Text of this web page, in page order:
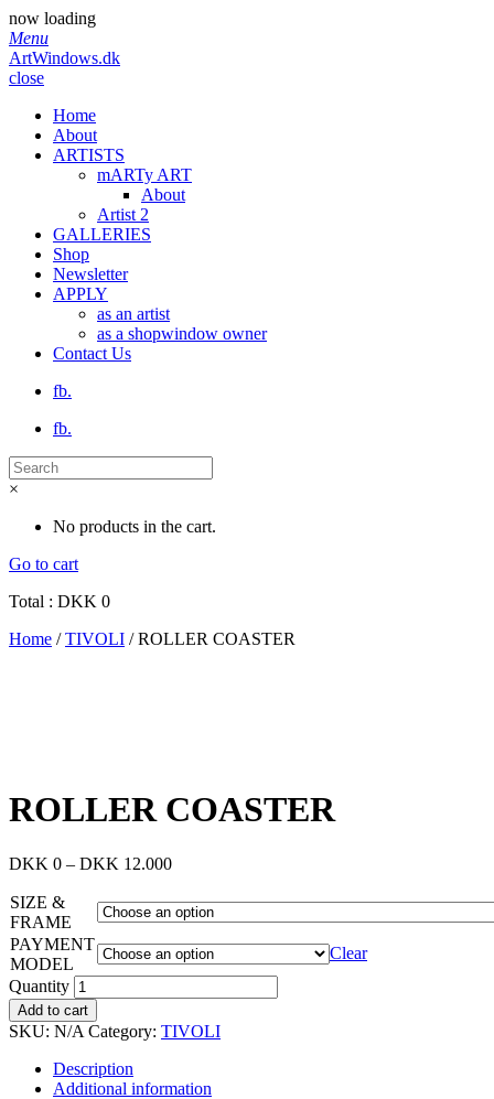
now loading
Menu
ArtWindows.dk
close
Home
About
ARTISTS
mARTy ART
About
Artist 2
GALLERIES
Shop
Newsletter
APPLY
as an artist
as a shopwindow owner
Contact Us
fb.
fb.
×
No products in the cart.
Go to cart
Total : DKK 0
Home /TIVOLI / ROLLER COASTER
ROLLER COASTER
DKK 0 – DKK 12.000
SIZE &
FRAME
PAYMENT
MODEL
Clear
Quantity
Add to cart
SKU: N/A Category: TIVOLI
Description
Additional information